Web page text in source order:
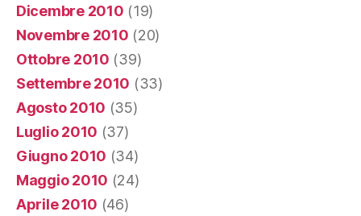
Dicembre 2010 (19)
Novembre 2010 (20)
Ottobre 2010 (39)
Settembre 2010 (33)
Agosto 2010 (35)
Luglio 2010 (37)
Giugno 2010 (34)
Maggio 2010 (24)
Aprile 2010 (46)